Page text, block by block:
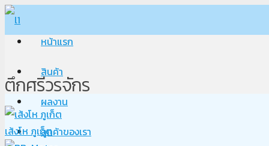
หน้าแรก
สินค้า
ผลงาน
ลูกค้าของเรา
ตึกศรีวรจักร
เส้งโห ภูเก็ต